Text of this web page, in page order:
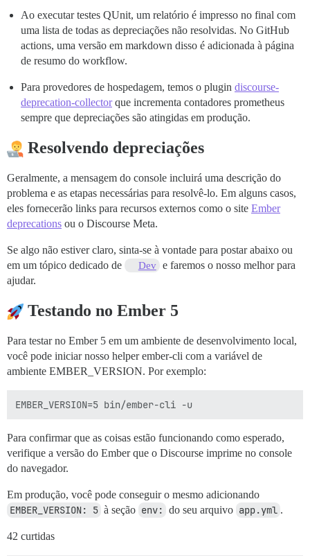
Ao executar testes QUnit, um relatório é impresso no final com
uma lista de todas as depreciações não resolvidas. No GitHub
actions, uma versão em markdown disso é adicionada à página
de resumo do workflow.
Para provedores de hospedagem, temos o plugin discourse-
deprecation-collectorque incrementa contadores prometheus
sempre que depreciações são atingidas em produção.
Resolvendo depreciações
Geralmente, a mensagem do console incluirá uma descrição do
problema e as etapas necessárias para resolvê-lo. Em alguns casos,
eles fornecerão links para recursos externos como o site Ember
deprecations ou o Discourse Meta.
Se algo não estiver claro, sinta-se à vontade para postar abaixo ou
em um tópico dedicado de
Dev e faremos o nosso melhor para
ajudar.
Testando no Ember 5
Para testar no Ember 5 em um ambiente de desenvolvimento local,
você pode iniciar nosso helper ember-cli com a variável de
ambiente EMBER_VERSION. Por exemplo:
Para confirmar que as coisas estão funcionando como esperado,
verifique a versão do Ember que o Discourse imprime no console
do navegador.
Em produção, você pode conseguir o mesmo adicionando
EMBER_VERSION: 5 à seção env: do seu arquivo app.yml .
42 curtidas